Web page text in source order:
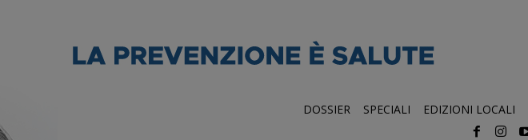
DOSSIER SPECIALI EDIZIONI LOCALI